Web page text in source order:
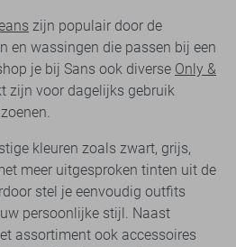
zijn populair door de
en wassingen die passen bij een
je bij Sans ook diverse Only &
zijn voor dagelijks gebruik
kleuren zoals zwart, grijs,
meer uitgesproken tinten uit de
stel je eenvoudig outfits
persoonlijke stijl. Naast
assortiment ook accessoires